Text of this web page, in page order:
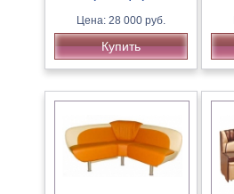
Цена: 28 000 руб.
Купить